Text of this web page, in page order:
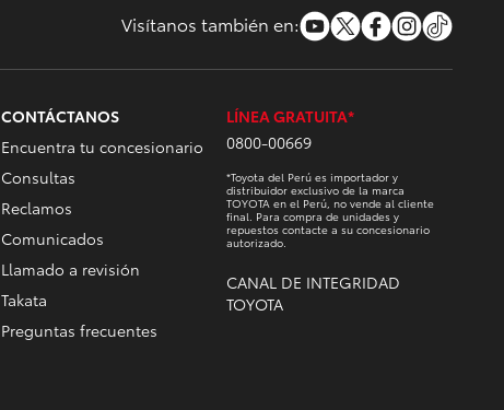
Visítanos también en:
CONTÁCTANOS
Encuentra tu concesionario
Consultas
Reclamos
Comunicados
Llamado a revisión
Takata
Preguntas frecuentes
LÍNEA GRATUITA*
0800-00669
*Toyota del Perú es importador y
distribuidor exclusivo de la marca
TOYOTA en el Perú, no vende al cliente
final. Para compra de unidades y
repuestos contacte a su concesionario
autorizado.
CANAL DE INTEGRIDAD
TOYOTA